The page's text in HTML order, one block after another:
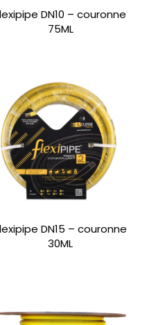
DN10 – couronne
75ML
DN15 – couronne
30ML